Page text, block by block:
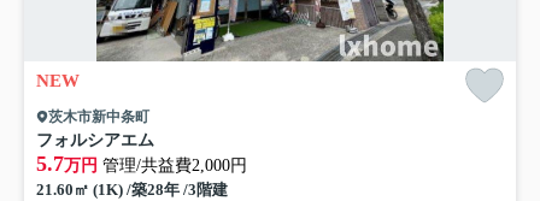
NEW
茨木市新中条町
フォルシアエム
5.7万円 管理/共益費2,000円
21.60㎡ (1K) /築28年 /3階建